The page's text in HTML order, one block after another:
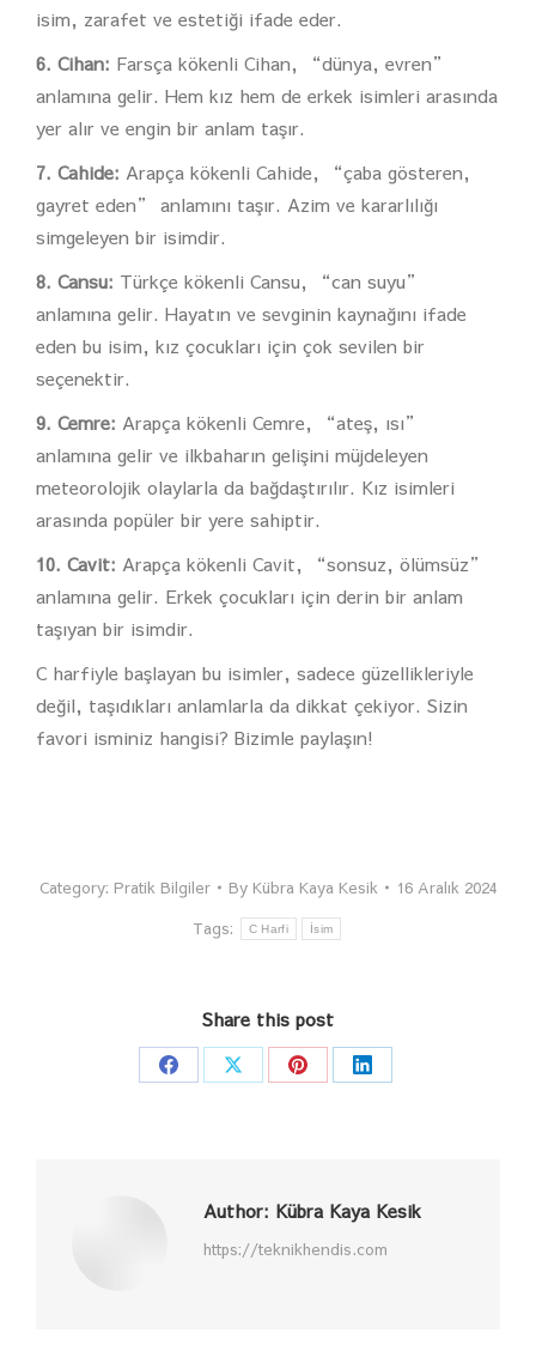
isim, zarafet ve estetiği ifade eder.
6. Cihan: Farsça kökenli Cihan, “dünya, evren”
anlamına gelir. Hem kız hem de erkek isimleri arasında
yer alır ve engin bir anlam taşır.
7. Cahide: Arapça kökenli Cahide, “çaba gösteren,
gayret eden” anlamını taşır. Azim ve kararlılığı
simgeleyen bir isimdir.
8. Cansu: Türkçe kökenli Cansu, “can suyu”
anlamına gelir. Hayatın ve sevginin kaynağını ifade
eden bu isim, kız çocukları için çok sevilen bir
seçenektir.
9. Cemre: Arapça kökenli Cemre, “ateş, ısı”
anlamına gelir ve ilkbaharın gelişini müjdeleyen
meteorolojik olaylarla da bağdaştırılır. Kız isimleri
arasında popüler bir yere sahiptir.
10. Cavit: Arapça kökenli Cavit, “sonsuz, ölümsüz”
anlamına gelir. Erkek çocukları için derin bir anlam
taşıyan bir isimdir.
C harfiyle başlayan bu isimler, sadece güzellikleriyle
değil, taşıdıkları anlamlarla da dikkat çekiyor. Sizin
favori isminiz hangisi? Bizimle paylaşın!
Category: Pratik Bilgiler By Kübra Kaya Kesik
16 Aralık 2024
Tags:
C Harfi İsim
Share this post
Share Share Share Share
Author: Kübra Kaya Kesik
https://teknikhendis.com